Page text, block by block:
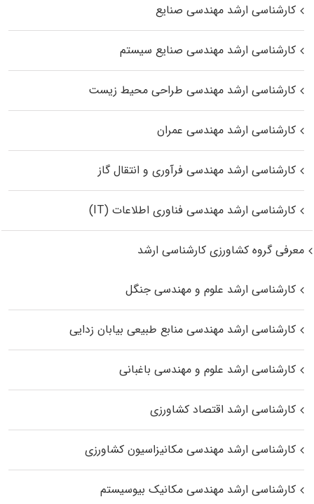
کارشناسی ارشد مهندسی صنایع
کارشناسی ارشد مهندسی صنایع سیستم
کارشناسی ارشد مهندسی طراحی محیط زیست
کارشناسی ارشد مهندسی عمران
کارشناسی ارشد مهندسی فرآوری و انتقال گاز
کارشناسی ارشد مهندسی فناوری اطلاعات (IT)
معرفی گروه کشاورزی کارشناسی ارشد
کارشناسی ارشد علوم و مهندسی جنگل
کارشناسی ارشد مهندسی منابع طبیعی بیابان زدایی
کارشناسی ارشد علوم و مهندسی باغبانی
کارشناسی ارشد اقتصاد کشاورزی
کارشناسی ارشد مهندسی مکانیزاسیون کشاورزی
کارشناسی ارشد مهندسی مکانیک بیوسیستم